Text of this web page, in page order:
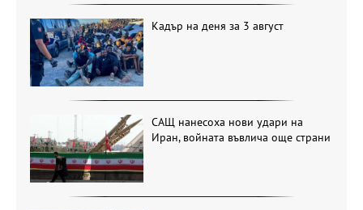
Кадър на деня за 3 август
САЩ нанесоха нови удари на
Иран, войната въвлича още страни